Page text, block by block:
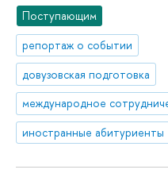
Поступающим
репортаж о событии
довузовская подготовка
международное
иностранные абитуриенты